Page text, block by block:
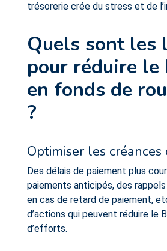
trésorerie crée du stress et de
Quels sont les
pour réduire le
en fonds de
?
Optimiser les
Des délais de paiement plus
paiements anticipés, des
en cas de retard de paiement,
d’actions qui peuvent réduire le
d’efforts.